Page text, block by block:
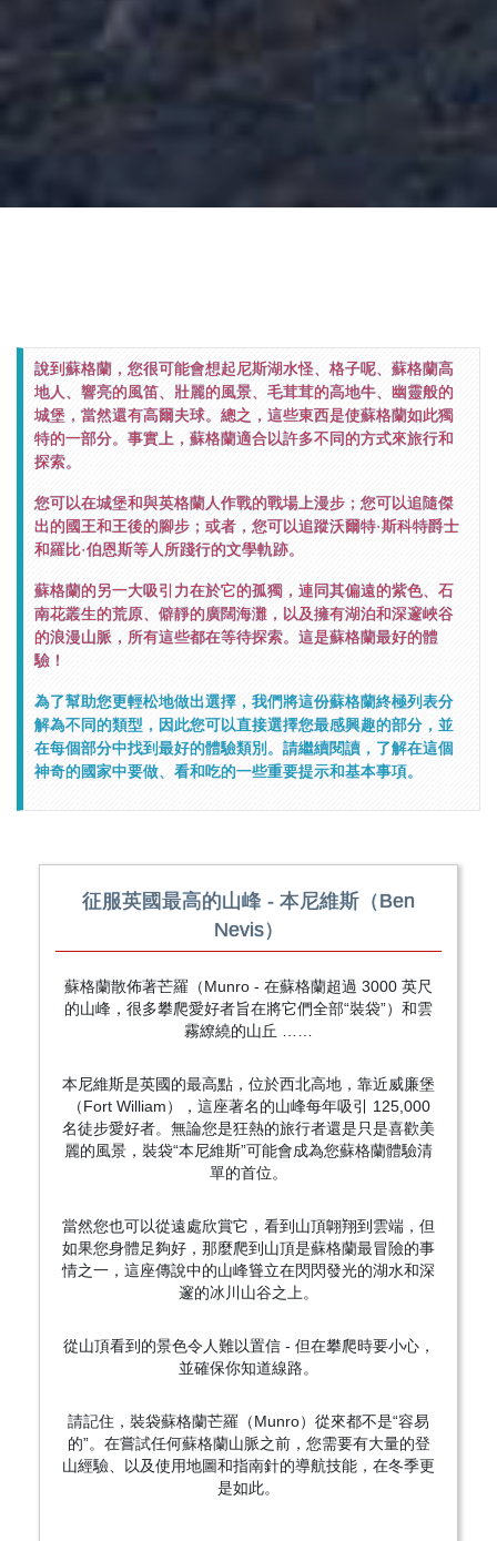
說到蘇格蘭，您很可能會想起尼斯湖水怪、格子呢、蘇格蘭高
地人、響亮的風笛、壯麗的風景、毛茸茸的高地牛、幽靈般的
城堡，當然還有高爾夫球。總之，這些東西是使蘇格蘭如此獨
特的一部分。事實上，蘇格蘭適合以許多不同的方式來旅行和
探索。
您可以在城堡和與英格蘭人作戰的戰場上漫步；您可以追隨傑
出的國王和王後的腳步；或者，您可以追蹤沃爾特·斯科特爵士
和羅比·伯恩斯等人所踐行的文學軌跡。
蘇格蘭的另一大吸引力在於它的孤獨，連同其偏遠的紫色、石
南花叢生的荒原、僻靜的廣闊海灘，以及擁有湖泊和深邃峽谷
的浪漫山脈，所有這些都在等待探索。這是蘇格蘭最好的體
驗！
為了幫助您更輕松地做出選擇，我們將這份蘇格蘭終極列表分
解為不同的類型，因此您可以直接選擇您最感興趣的部分，並
在每個部分中找到最好的體驗類別。請繼續閱讀，了解在這個
神奇的國家中要做、看和吃的一些重要提示和基本事項。
征服英國最高的山峰 - 本尼維斯（Ben
Nevis）
蘇格蘭散佈著芒羅（Munro - 在蘇格蘭超過 3000 英尺
的山峰，很多攀爬愛好者旨在將它們全部“裝袋”）和雲
霧繚繞的山丘 ……
本尼維斯是英國的最高點，位於西北高地，靠近威廉堡
（Fort William），這座著名的山峰每年吸引 125,000
名徒步愛好者。無論您是狂熱的旅行者還是只是喜歡美
麗的風景，裝袋“本尼維斯”可能會成為您蘇格蘭體驗清
單的首位。
當然您也可以從遠處欣賞它，看到山頂翺翔到雲端，但
如果您身體足夠好，那麼爬到山頂是蘇格蘭最冒險的事
情之一，這座傳說中的山峰聳立在閃閃發光的湖水和深
邃的冰川山谷之上。
從山頂看到的景色令人難以置信 - 但在攀爬時要小心，
並確保你知道線路。
請記住，裝袋蘇格蘭芒羅（Munro）從來都不是“容易
的”。在嘗試任何蘇格蘭山脈之前，您需要有大量的登
山經驗、以及使用地圖和指南針的導航技能，在冬季更
是如此。